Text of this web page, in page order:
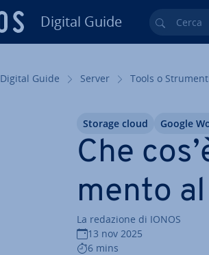
Digital Guide Cerca
Digital Guide Server Tools o
Che
men­to
La redazione di IONOS
13 nov 2025
6 mins
Storage cloud Google